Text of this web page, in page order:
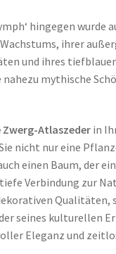
hingegen wurde
ihrer
und ihres
nahezu mythische
Zwerg-Atlaszederin
nicht nur eine
einen Baum, der
Verbindung zur
Qualitäten,
seines kulturellen
Eleganz und